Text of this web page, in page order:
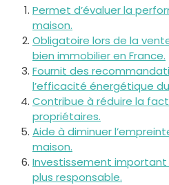
Permet d’évaluer la
maison.
Obligatoire lors de la
bien immobilier en France.
Fournit des
l’efficacité énergétique
Contribue à réduire la
propriétaires.
Aide à diminuer
maison.
Investissement
plus responsable.